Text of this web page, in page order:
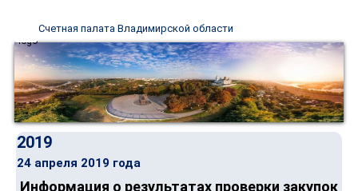
Счетная палата Владимирской области
2019
24 апреля 2019 года
Информация о результатах проверки закупок